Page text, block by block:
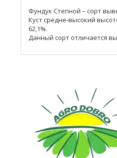
Фундук Степной – сорт
Куст средне-высокий
62,1%.
Данный сорт отличается